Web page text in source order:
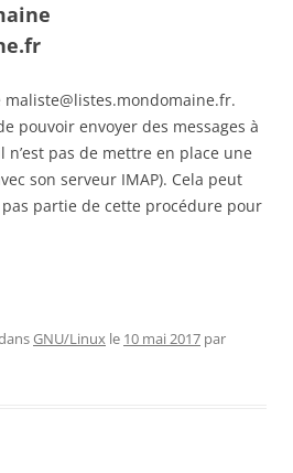
pouvoir envoyer des messages à
pas de mettre en place une
son serveur IMAP). Cela peut
partie de cette procédure pour
GNU/Linux le 10 mai 2017 par